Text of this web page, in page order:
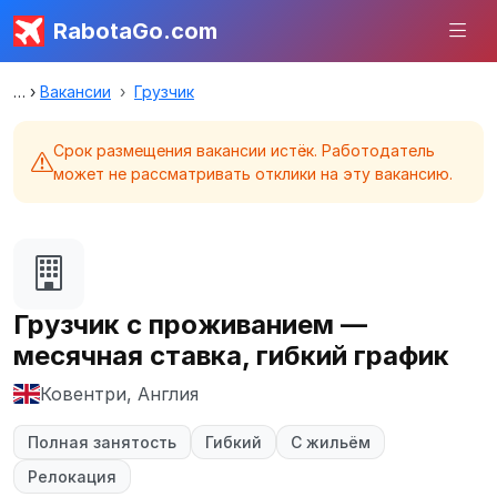
RabotaGo.com
Вакансии Грузчик
Срок размещения вакансии истёк. Работодатель
может не рассматривать отклики на эту вакансию.
Грузчик с проживанием —
месячная ставка, гибкий график
Ковентри, Англия
Полная занятость Гибкий
С жильём
Релокация